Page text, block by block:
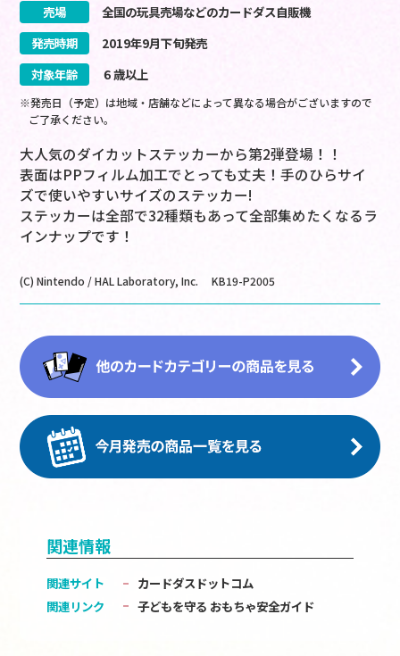
売場
全国の玩具売場などのカードダス自販機
発売時期
2019年9月下旬発売
対象年齢
６歳以上
※発売日（予定）は地域・店舗などによって異なる場合がございますので
ご了承ください。
大人気のダイカットステッカーから第2弾登場！！
表面はPPフィルム加工でとっても丈夫！手のひらサイ
ズで使いやすいサイズのステッカー!
ステッカーは全部で32種類もあって全部集めたくなるラ
インナップです！
(C) Nintendo / HAL Laboratory, Inc. KB19-P2005
関連情報
関連サイト
カードダスドットコム
関連リンク
子どもを守る おもちゃ安全ガイド